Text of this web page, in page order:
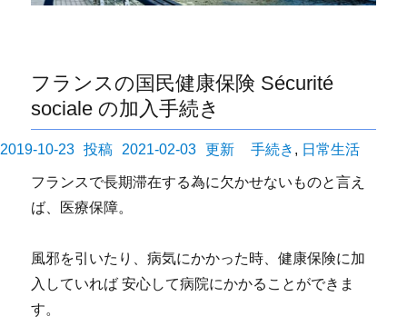
フランスの国民健康保険 Sécurité
sociale の加入手続き
投
2019-10-23 2021-02-03
カ
テ
ー
手続き , 日常生活
フランスで長期滞在する為に欠かせないものと言え
ば、医療保障。
風邪を引いたり、病気にかかった時、健康保険に加
入していれば 安心して病院にかかることができま
す。